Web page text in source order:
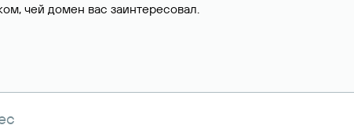
чей домен вас заинтересовал.